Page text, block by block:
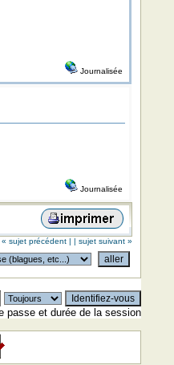
Journalisée
Journalisée
« sujet précédent | | sujet suivant »
passe et durée de la session